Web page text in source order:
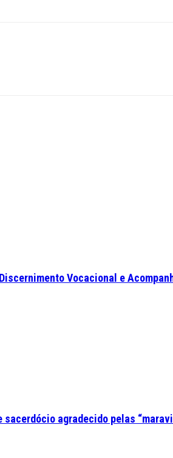
Vocacional e
sacerdócio agradecido pelas